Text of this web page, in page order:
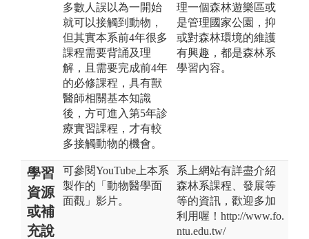
多數人誤以為一開始
就可以接觸到動物，
但其實本系前4年很多
課程需要背誦及理
解，且需要完成前4年
的必修課程，具有獸
醫師相關基本知識
後，方可進入第5年診
療實習課程，才有較
多接觸動物的機會。
理一個森林遊樂區或
是管理國家公園，抑
或對森林環境的維護
有興趣，都是森林系
學習內容。
學習
資源
或補
充說
可參閱YouTube上本系
製作的「動物醫學面
面觀」影片。
系上網站有詳盡介紹
森林系課程、發展等
等的資訊，歡迎多加
利用喔！http://www.fo.
ntu.edu.tw/